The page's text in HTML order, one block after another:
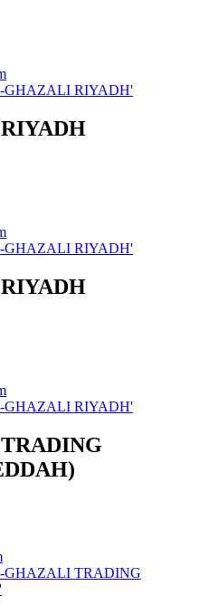
GHAZALI RIYADH'
GHAZALI RIYADH'
GHAZALI RIYADH'
GHAZALI TRADING